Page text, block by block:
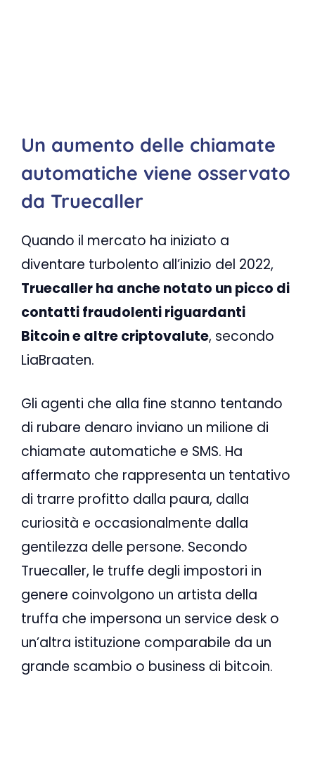
Un aumento delle chiamate
automatiche viene osservato
da Truecaller
Quando il mercato ha iniziato a
diventare turbolento all’inizio del 2022,
Truecaller ha anche notato un picco di
contatti fraudolenti riguardanti
Bitcoin e altre criptovalute, secondo
LiaBraaten.
Gli agenti che alla fine stanno tentando
di rubare denaro inviano un milione di
chiamate automatiche e SMS. Ha
affermato che rappresenta un tentativo
di trarre profitto dalla paura, dalla
curiosità e occasionalmente dalla
gentilezza delle persone. Secondo
Truecaller, le truffe degli impostori in
genere coinvolgono un artista della
truffa che impersona un service desk o
un’altra istituzione comparabile da un
grande scambio o business di bitcoin.